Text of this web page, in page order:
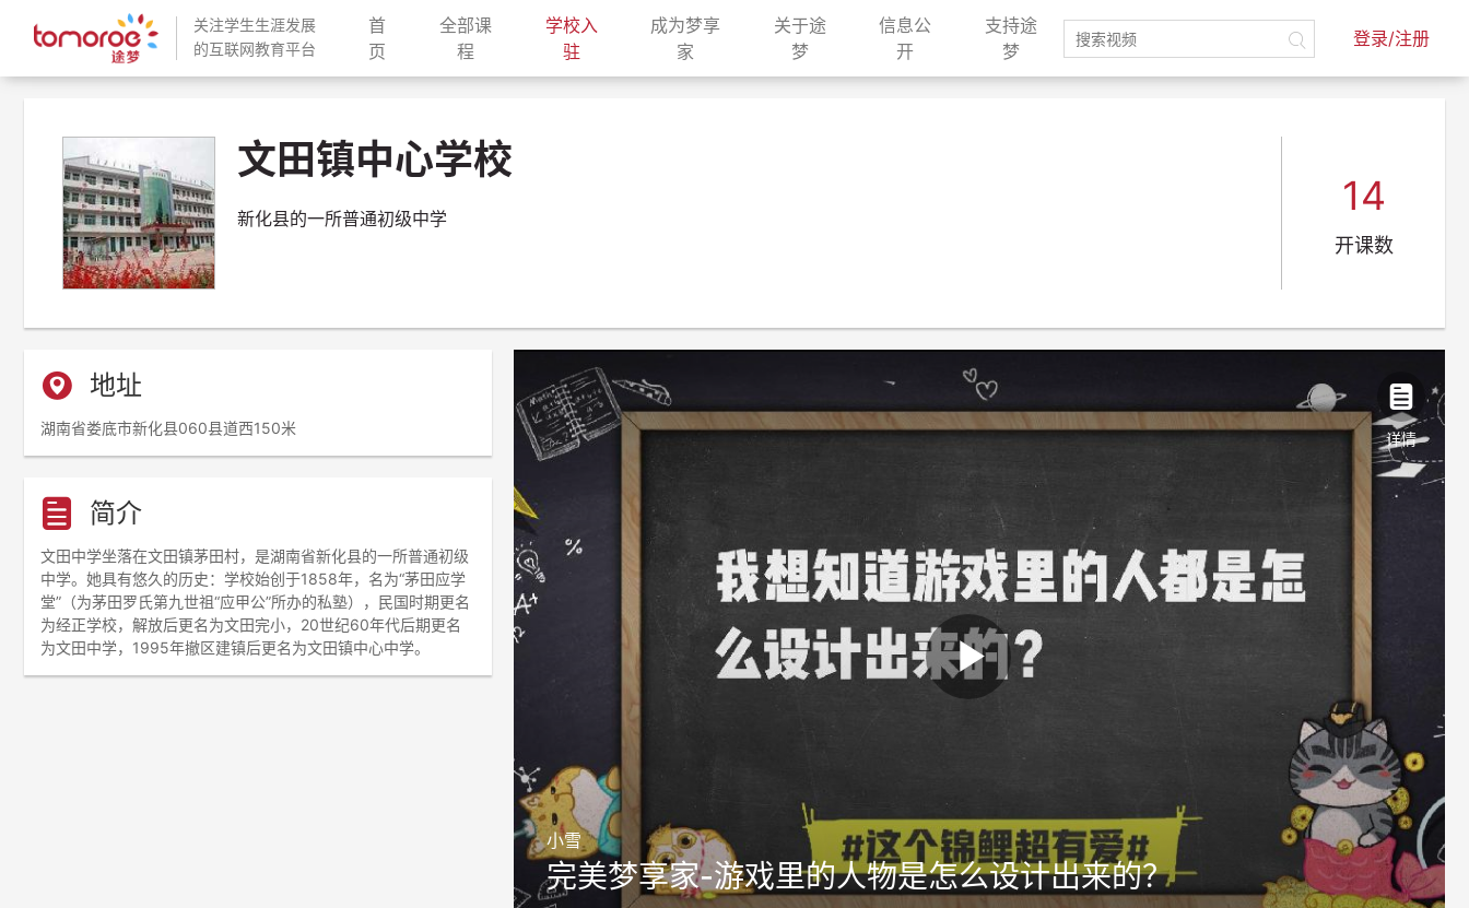
关注学生生涯发展
的互联网教育平台
首
页 (current)
全部课
程
学校入
驻(current)
成为梦享
家
关于途
梦(current)
信息公
开(current)
支持途
梦(current)
登录/注册
文田镇中心学校
新化县的一所普通初级中学 14
开课数
地址
湖南省娄底市新化县060县道西150米
简介
文田中学坐落在文田镇茅田村，是湖南省新化县的一所普通初级
中学。她具有悠久的历史：学校始创于1858年，名为“茅田应学
堂”（为茅田罗氏第九世祖“应甲公”所办的私塾），民国时期更名
为经正学校，解放后更名为文田完小，20世纪60年代后期更名
为文田中学，1995年撤区建镇后更名为文田镇中心中学。
Play
小雪
完美梦享家-游戏里的人物是怎么设计出来的？
详情